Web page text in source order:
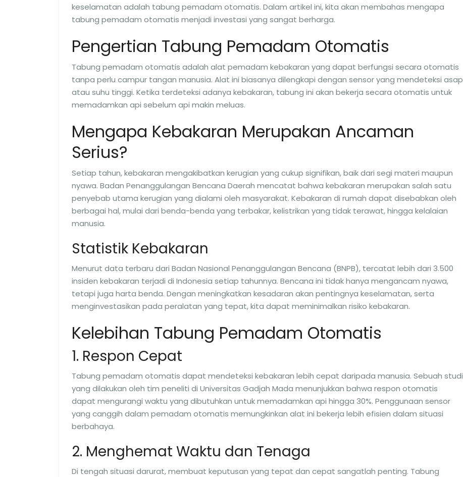
keselamatan adalah tabung pemadam otomatis. Dalam artikel ini, kita akan membahas mengapa
tabung pemadam otomatis menjadi investasi yang sangat berharga.
Pengertian Tabung Pemadam Otomatis
Tabung pemadam otomatis adalah alat pemadam kebakaran yang dapat berfungsi secara otomatis
tanpa perlu campur tangan manusia. Alat ini biasanya dilengkapi dengan sensor yang mendeteksi asap
atau suhu tinggi. Ketika terdeteksi adanya kebakaran, tabung ini akan bekerja secara otomatis untuk
memadamkan api sebelum api makin meluas.
Mengapa Kebakaran Merupakan Ancaman
Serius?
Setiap tahun, kebakaran mengakibatkan kerugian yang cukup signifikan, baik dari segi materi maupun
nyawa. Badan Penanggulangan Bencana Daerah mencatat bahwa kebakaran merupakan salah satu
penyebab utama kerugian yang dialami oleh masyarakat. Kebakaran di rumah dapat disebabkan oleh
berbagai hal, mulai dari benda-benda yang terbakar, kelistrikan yang tidak terawat, hingga kelalaian
manusia.
Statistik Kebakaran
Menurut data terbaru dari Badan Nasional Penanggulangan Bencana (BNPB), tercatat lebih dari 3.500
insiden kebakaran terjadi di Indonesia setiap tahunnya. Bencana ini tidak hanya mengancam nyawa,
tetapi juga harta benda. Dengan meningkatkan kesadaran akan pentingnya keselamatan, serta
menginvestasikan pada peralatan yang tepat, kita dapat meminimalkan risiko kebakaran.
Kelebihan Tabung Pemadam Otomatis
1. Respon Cepat
Tabung pemadam otomatis dapat mendeteksi kebakaran lebih cepat daripada manusia. Sebuah studi
yang dilakukan oleh tim peneliti di Universitas Gadjah Mada menunjukkan bahwa respon otomatis
dapat mengurangi waktu yang dibutuhkan untuk memadamkan api hingga 30%. Penggunaan sensor
yang canggih dalam pemadam otomatis memungkinkan alat ini bekerja lebih efisien dalam situasi
berbahaya.
2. Menghemat Waktu dan Tenaga
Di tengah situasi darurat, membuat keputusan yang tepat dan cepat sangatlah penting. Tabung